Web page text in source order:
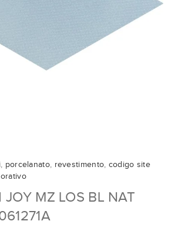
, porcelanato, revestimento, codigo site
JOY MZ LOS BL NAT